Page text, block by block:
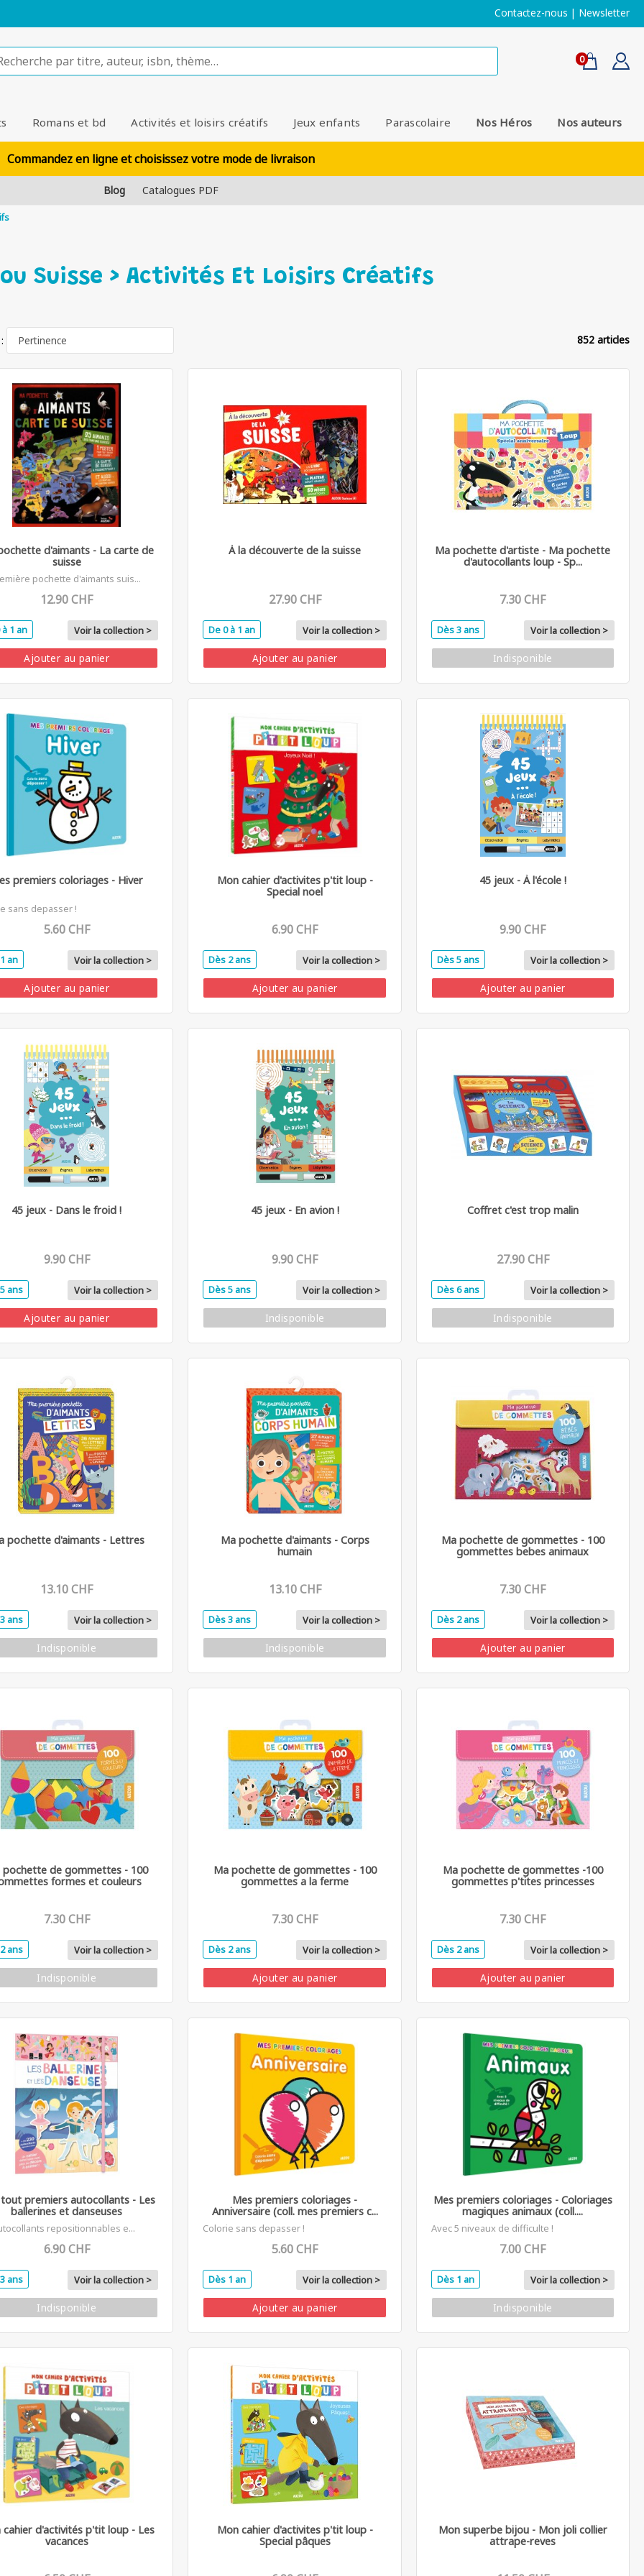
Contactez-nous | Newsletter
0
Romans et bd Activités et loisirs créatifs Jeux enfants Parascolaire Nos Héros Nos auteurs
Commandez en ligne et choisissez votre mode de livraison
Blog Catalogues PDF
Suisse > Activités Et Loisirs Créatifs
852 articles
d'aimants - La carte de
suisse
pochette d'aimants suis...
12.90 CHF
1 an Voir la collection >
Ajouter au panier
À la découverte de la suisse
27.90 CHF
De 0 à 1 an Voir la collection >
Ajouter au panier
Ma pochette d'artiste - Ma pochette
d'autocollants loup - Sp...
7.30 CHF
Dès 3 ans Voir la collection >
Indisponible
premiers coloriages - Hiver
sans depasser !
5.60 CHF
an Voir la collection >
Ajouter au panier
Mon cahier d'activites p'tit loup -
Special noel
6.90 CHF
Dès 2 ans Voir la collection >
Ajouter au panier
45 jeux - À l'école !
9.90 CHF
Dès 5 ans Voir la collection >
Ajouter au panier
45 jeux - Dans le froid !
9.90 CHF
ans Voir la collection >
Ajouter au panier
45 jeux - En avion !
9.90 CHF
Dès 5 ans Voir la collection >
Indisponible
Coffret c'est trop malin
27.90 CHF
Dès 6 ans Voir la collection >
Indisponible
pochette d'aimants - Lettres
13.10 CHF
ans Voir la collection >
Indisponible
Ma pochette d'aimants - Corps
humain
13.10 CHF
Dès 3 ans Voir la collection >
Indisponible
Ma pochette de gommettes - 100
gommettes bebes animaux
7.30 CHF
Dès 2 ans Voir la collection >
Ajouter au panier
pochette de gommettes - 100
formes et couleurs
7.30 CHF
ans Voir la collection >
Indisponible
Ma pochette de gommettes - 100
gommettes a la ferme
7.30 CHF
Dès 2 ans Voir la collection >
Ajouter au panier
Ma pochette de gommettes -100
gommettes p'tites princesses
7.30 CHF
Dès 2 ans Voir la collection >
Ajouter au panier
premiers autocollants - Les
ballerines et danseuses
repositionnables e...
6.90 CHF
ans Voir la collection >
Indisponible
Mes premiers coloriages -
Anniversaire (coll. mes premiers c...
Colorie sans depasser !
5.60 CHF
Dès 1 an Voir la collection >
Ajouter au panier
Mes premiers coloriages - Coloriages
magiques animaux (coll....
Avec 5 niveaux de difficulte !
7.00 CHF
Dès 1 an Voir la collection >
Indisponible
cahier d'activités p'tit loup - Les
vacances
Mon cahier d'activites p'tit loup -
Special pâques
Mon superbe bijou - Mon joli collier
attrape-reves